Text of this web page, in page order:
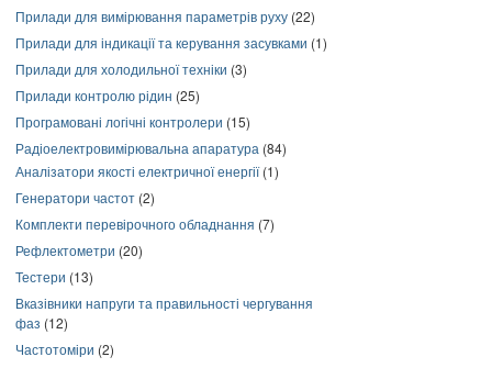
Прилади для вимірювання параметрів руху (22)
Прилади для індикації та керування засувками (1)
Прилади для холодильної техніки (3)
Прилади контролю рідин (25)
Програмовані логічні контролери (15)
Радіоелектровимірювальна апаратура (84)
Аналізатори якості електричної енергії(1)
Генератори частот (2)
Комплекти перевірочного обладнання (7)
Рефлектометри (20)
Тестери (13)
Вказівники напруги та правильності чергування
фаз (12)
Частотоміри (2)